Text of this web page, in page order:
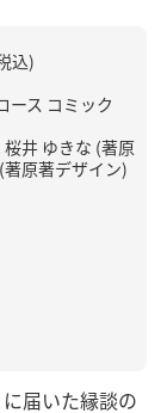
込)
ース コミック
井 ゆきな (著原
原著デザイン)
届いた縁談の